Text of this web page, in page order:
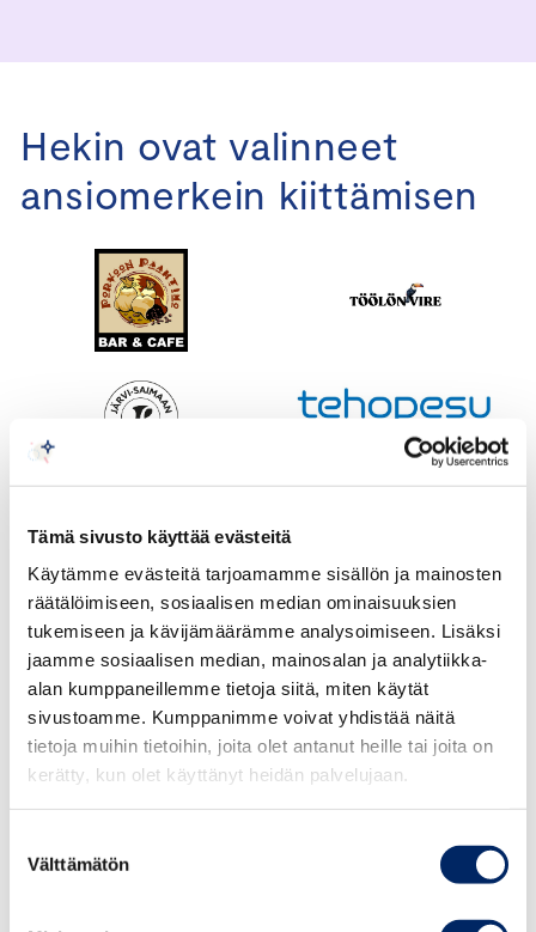
Tämä sivusto käyttää evästeitä
Käytämme evästeitä tarjoamamme sisällön ja mainosten
räätälöimiseen, sosiaalisen median ominaisuuksien
tukemiseen ja kävijämäärämme analysoimiseen. Lisäksi
jaamme sosiaalisen median, mainosalan ja analytiikka-
alan kumppaneillemme tietoja siitä, miten käytät
sivustoamme. Kumppanimme voivat yhdistää näitä
tietoja muihin tietoihin, joita olet antanut heille tai joita on
kerätty, kun olet käyttänyt heidän palvelujaan.
valinta
Välttämätön
Hekin ovat valinneet
ansiomerkein kiittämisen